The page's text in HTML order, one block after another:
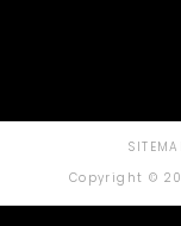
Copyright ©